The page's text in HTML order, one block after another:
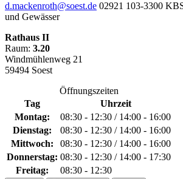
d.mackenroth@soest.de 02921 103-3300
und Gewässer
Rathaus II
Raum: 3.20
Windmühlenweg 21
59494 Soest
Öffnungszeiten
Tag
Uhrzeit
Montag:
08:30 - 12:30 / 14:00 - 16:00
Dienstag:
08:30 - 12:30 / 14:00 - 16:00
Mittwoch:
08:30 - 12:30 / 14:00 - 16:00
Donnerstag: 08:30 - 12:30 / 14:00 - 17:30
Freitag:
08:30 - 12:30